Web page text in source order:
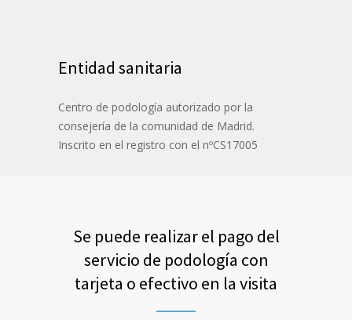
Entidad sanitaria
Centro de podología autorizado por la
consejería de la comunidad de Madrid.
Inscrito en el registro con el nºCS17005
Se puede realizar el pago del
servicio de podología con
tarjeta o efectivo en la visita